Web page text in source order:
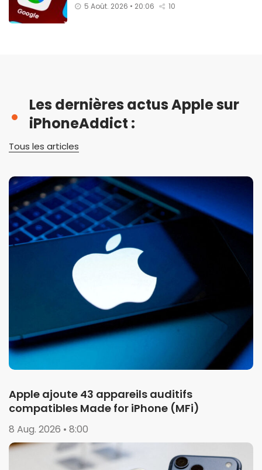
5 Août. 2026 • 20:06 10
Les dernières actus Apple sur
iPhoneAddict :
Tous les articles
Apple ajoute 43 appareils auditifs
compatibles Made for iPhone (MFi)
8 Aug. 2026 • 8:00